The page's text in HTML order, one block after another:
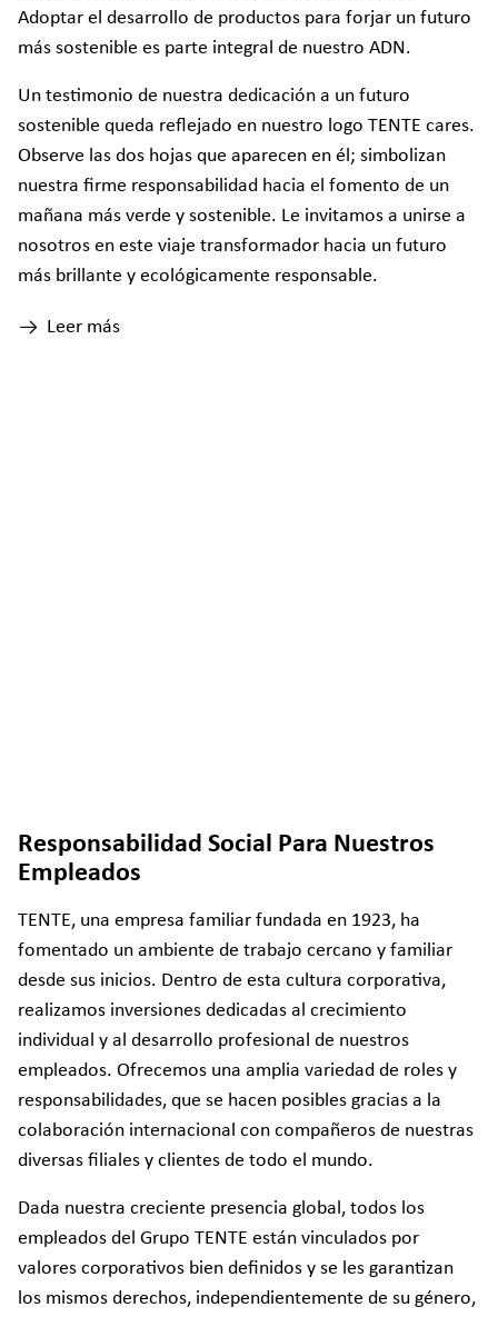
Adoptar el desarrollo de productos para forjar un futuro
más sostenible es parte integral de nuestro ADN.
Un testimonio de nuestra dedicación a un futuro
sostenible queda reflejado en nuestro logo TENTE cares.
Observe las dos hojas que aparecen en él; simbolizan
nuestra firme responsabilidad hacia el fomento de un
mañana más verde y sostenible. Le invitamos a unirse a
nosotros en este viaje transformador hacia un futuro
más brillante y ecológicamente responsable.
Leer más
Responsabilidad Social Para Nuestros
Empleados
TENTE, una empresa familiar fundada en 1923, ha
fomentado un ambiente de trabajo cercano y familiar
desde sus inicios. Dentro de esta cultura corporativa,
realizamos inversiones dedicadas al crecimiento
individual y al desarrollo profesional de nuestros
empleados. Ofrecemos una amplia variedad de roles y
responsabilidades, que se hacen posibles gracias a la
colaboración internacional con compañeros de nuestras
diversas filiales y clientes de todo el mundo.
Dada nuestra creciente presencia global, todos los
empleados del Grupo TENTE están vinculados por
valores corporativos bien definidos y se les garantizan
los mismos derechos, independientemente de su género,